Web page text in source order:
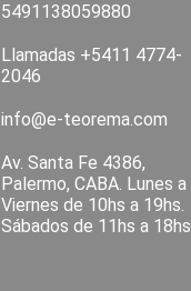
5491138059880
Llamadas +5411 4774-
2046
info@e-teorema.com
Av. Santa Fe 4386,
Palermo, CABA. Lunes a
Viernes de 10hs a 19hs.
Sábados de 11hs a 18hs